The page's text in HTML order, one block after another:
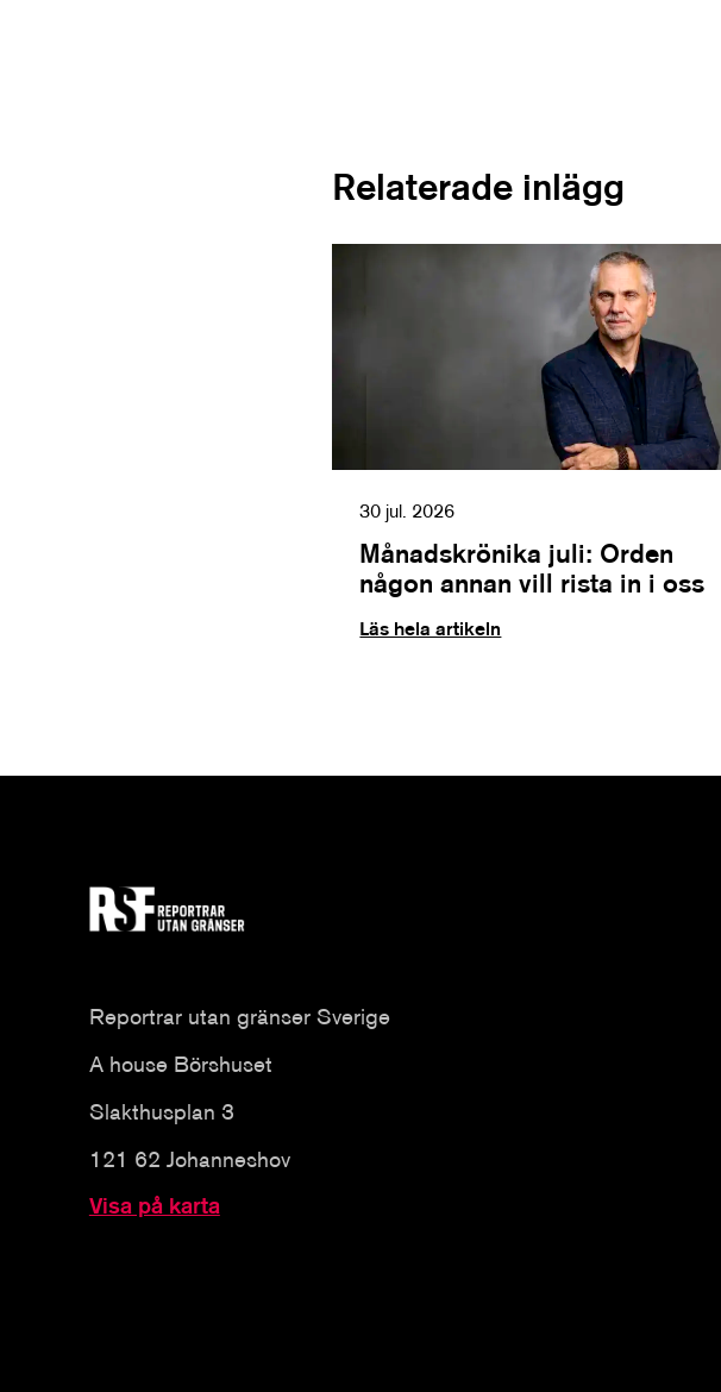
Relaterade inlägg
30 jul. 2026
Månadskrönika juli: Orden
någon annan vill rista in i oss
Läs hela artikeln
Reportrar utan gränser Sverige
A house Börshuset
Slakthusplan 3
121 62 Johanneshov
Visa på karta